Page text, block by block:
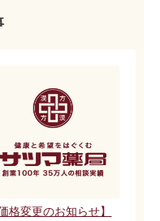
価格変更のお知らせ】